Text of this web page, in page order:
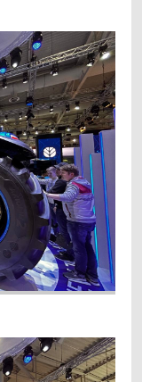
304
115
107
71
35
20